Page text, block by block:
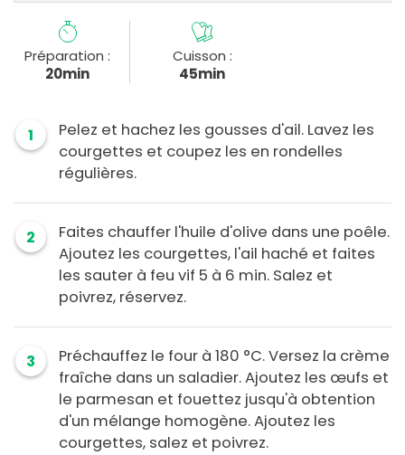
Préparation :
20min
Cuisson :
45min
1
Pelez et hachez les gousses d'ail. Lavez les
courgettes et coupez les en rondelles
régulières.
2
Faites chauffer l'huile d'olive dans une poêle.
Ajoutez les courgettes, l'ail haché et faites
les sauter à feu vif 5 à 6 min. Salez et
poivrez, réservez.
3
Préchauffez le four à 180 °C. Versez la crème
fraîche dans un saladier. Ajoutez les œufs et
le parmesan et fouettez jusqu'à obtention
d'un mélange homogène. Ajoutez les
courgettes, salez et poivrez.